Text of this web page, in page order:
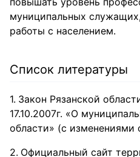
муниципальных
работы с населением.
Список литературы
Закон Рязанской
17.10.2007г. «О
области» (с
Официальный сайт